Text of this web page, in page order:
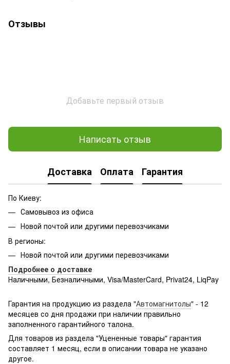
Отзывы
Добавьте первый отзыв
Написать отзыв
Доставка Оплата Гарантия
По Киеву:
Самовывоз из офиса
Новой почтой или другими перевозчиками
В регионы:
Новой почтой или другими перевозчиками
Подробнее о доставке
Наличными, Безналичными, Visa/MasterCard, Privat24, LiqPay
g361hhadsek/p3316040/#
Гарантия на продукцию из раздела "Автомагнитолы" - 12
месяцев со дня продажи при наличии правильно
заполненного гарантийного талона.
Для товаров из раздела "Уцененные товары" гарантия
составляет 1 месяц, если в описании товара не указано
другое.